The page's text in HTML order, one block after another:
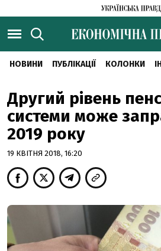
НОВИНИ ПУБЛІКАЦІЇ КОЛОНКИ
Другий рівень
системи може
2019 року
19 КВІТНЯ 2018, 16:20